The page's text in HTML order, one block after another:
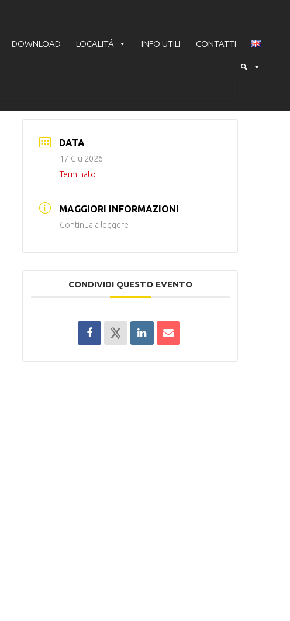
DOWNLOAD LOCALITÁ INFO UTILI CONTATTI
DATA
17 Giu 2026
Terminato
MAGGIORI INFORMAZIONI
Continua a leggere
CONDIVIDI QUESTO EVENTO